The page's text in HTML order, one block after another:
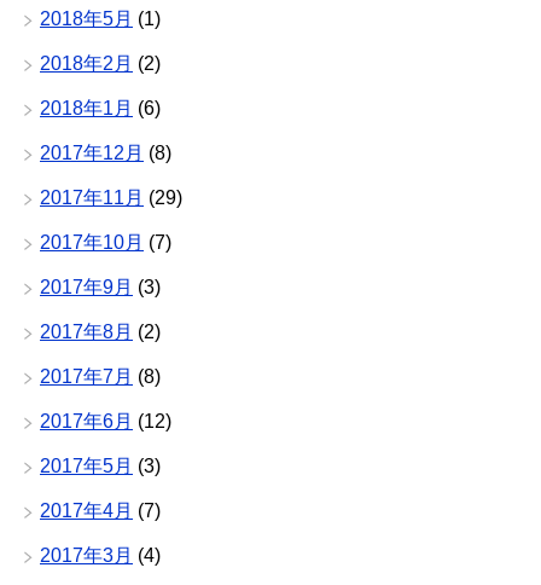
2018年5月 (1)
2018年2月 (2)
2018年1月 (6)
2017年12月 (8)
2017年11月 (29)
2017年10月 (7)
2017年9月 (3)
2017年8月 (2)
2017年7月 (8)
2017年6月 (12)
2017年5月 (3)
2017年4月 (7)
2017年3月 (4)